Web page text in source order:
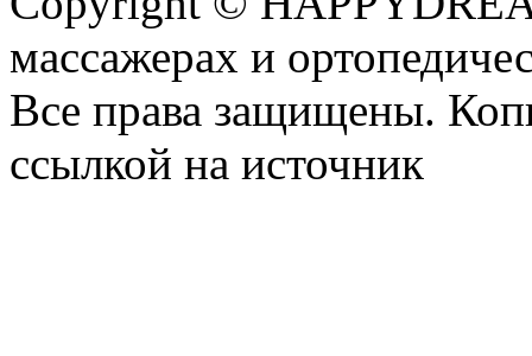
массажерах и
Все права защищены.
ссылкой на источник